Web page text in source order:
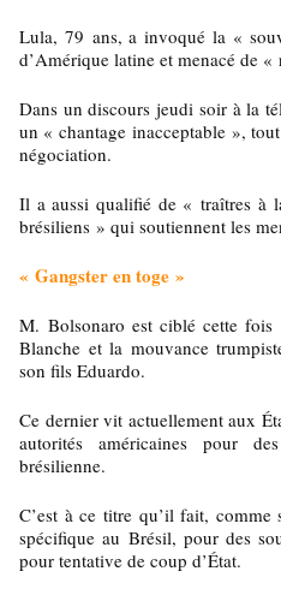
Lula, 79 ans, a invoqué la «
d’Amérique latine et menacé de
Dans un discours jeudi soir à la
un « chantage inacceptable »,
négociation.
Il a aussi qualifié de « traîtres à
brésiliens » qui soutiennent les
« Gangster en toge »
M. Bolsonaro est ciblé cette
Blanche et la mouvance
son fils Eduardo.
Ce dernier vit actuellement aux
autorités américaines pour
brésilienne.
C’est à ce titre qu’il fait, comme
spécifique au Brésil, pour des
pour tentative de coup d’État.